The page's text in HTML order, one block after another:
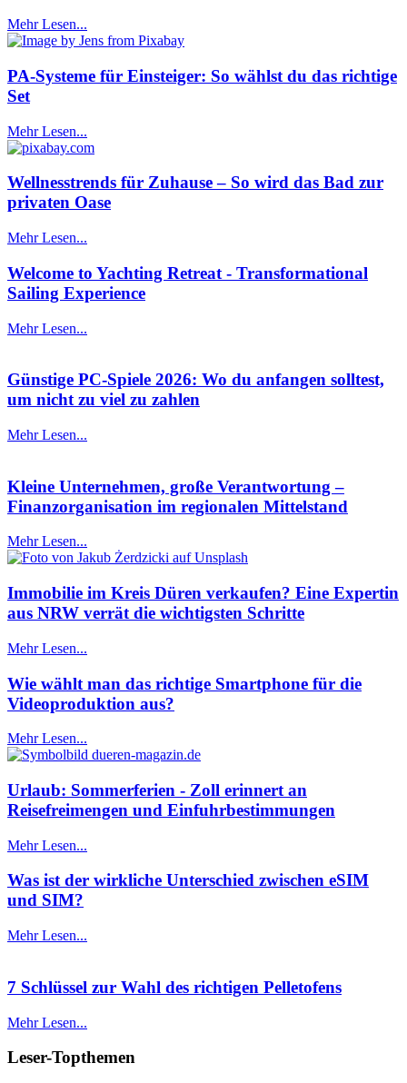
Mehr Lesen...
PA-Systeme für Einsteiger: So wählst du das richtige
Set
Mehr Lesen...
Wellnesstrends für Zuhause – So wird das Bad zur
privaten Oase
Mehr Lesen...
Welcome to Yachting Retreat - Transformational
Sailing Experience
Mehr Lesen...
Günstige PC-Spiele 2026: Wo du anfangen solltest,
um nicht zu viel zu zahlen
Mehr Lesen...
Kleine Unternehmen, große Verantwortung –
Finanzorganisation im regionalen Mittelstand
Mehr Lesen...
Immobilie im Kreis Düren verkaufen? Eine Expertin
aus NRW verrät die wichtigsten Schritte
Mehr Lesen...
Wie wählt man das richtige Smartphone für die
Videoproduktion aus?
Mehr Lesen...
Urlaub: Sommerferien - Zoll erinnert an
Reisefreimengen und Einfuhrbestimmungen
Mehr Lesen...
Was ist der wirkliche Unterschied zwischen eSIM
und SIM?
Mehr Lesen...
7 Schlüssel zur Wahl des richtigen Pelletofens
Mehr Lesen...
Leser-Topthemen